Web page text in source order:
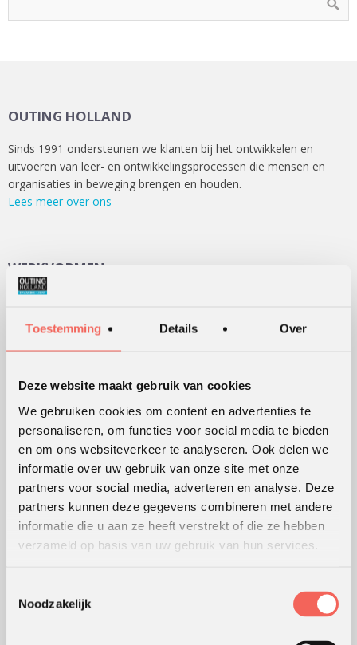
Toestemming Details Over
Deze website maakt gebruik van cookies
We gebruiken cookies om content en advertenties te
personaliseren, om functies voor social media te bieden
en om ons websiteverkeer te analyseren. Ook delen we
informatie over uw gebruik van onze site met onze
partners voor social media, adverteren en analyse. Deze
partners kunnen deze gegevens combineren met andere
informatie die u aan ze heeft verstrekt of die ze hebben
verzameld op basis van uw gebruik van hun services.
Noodzakelijk
OUTING HOLLAND
Sinds 1991 ondersteunen we klanten bij het ontwikkelen en
uitvoeren van leer- en ontwikkelingsprocessen die mensen en
organisaties in beweging brengen en houden.
Lees meer over ons
WERKVORMEN
Outdoor training
Serious games
Teambuilding
Persoonlijke ontwikkeling
Alle werkvormen
KLANTWAARDERING
Leeshierde beoordelingen van verschillende klanten.
Hoe wij werken